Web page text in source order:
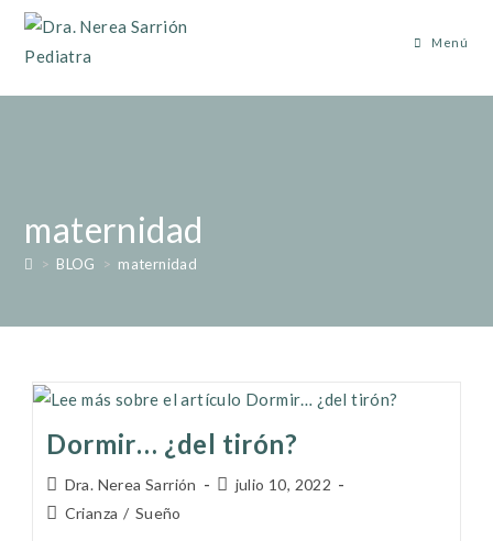
Menú
maternidad
> BLOG > maternidad
Dormir… ¿del tirón?
Dra. Nerea Sarrión
julio 10, 2022
Crianza / Sueño